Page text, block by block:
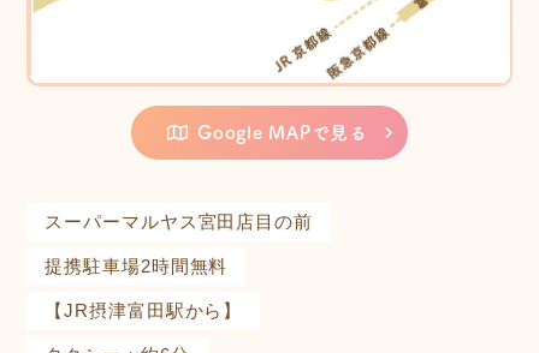
Google MAPで見る
スーパーマルヤス宮田店目の前
提携駐車場2時間無料
【JR摂津富田駅から】